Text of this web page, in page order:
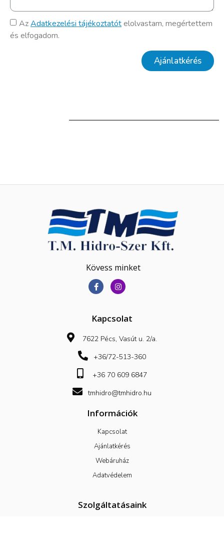
AzAdatkezelési tájékoztatótelolvastam, megértettem
és elfogadom.
Ajánlatkérés
Kövess minket
Kapcsolat
7622 Pécs, Vasút u. 2/a.
+36/72-513-360
+36 70 609 6847
tmhidro@tmhidro.hu
Információk
Kapcsolat
Ajánlatkérés
Webáruház
Adatvédelem
Szolgáltatásaink